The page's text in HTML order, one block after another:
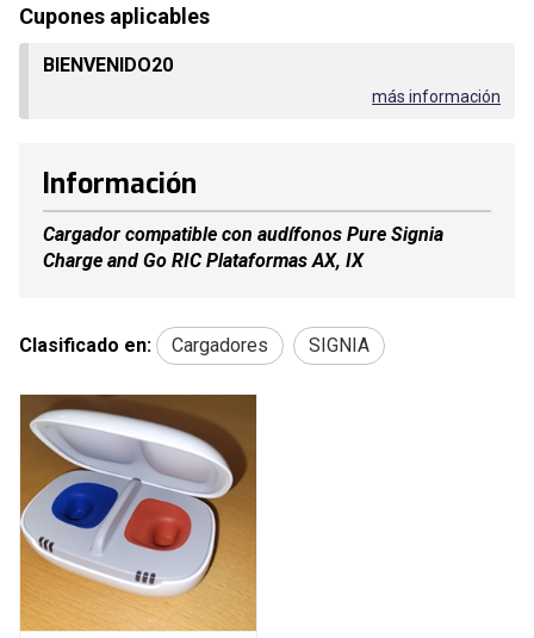
Cupones aplicables
BIENVENIDO20
más información
Información
Cargador compatible con audífonos Pure Signia
Charge and Go RIC Plataformas AX, IX
Clasificado en: Cargadores SIGNIA